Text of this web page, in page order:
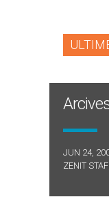
JUN 24,
ZENIT